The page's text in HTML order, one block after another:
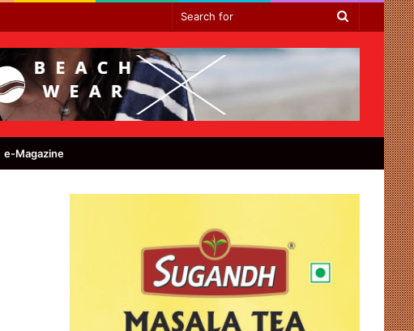
Search
for
e-Magazine